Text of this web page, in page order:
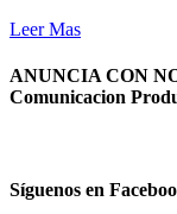
Leer Mas
ANUNCIA CON
Comunicacion
Síguenos en